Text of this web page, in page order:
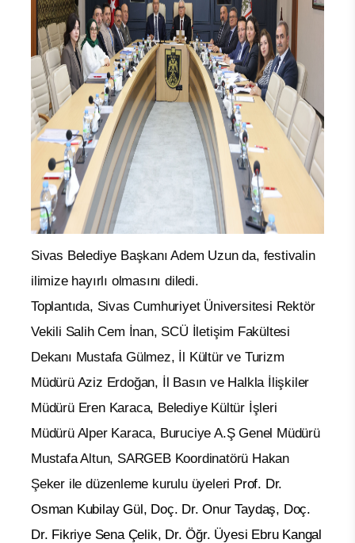
Sivas Belediye Başkanı Adem Uzun da, festivalin
ilimize hayırlı olmasını diledi.
Toplantıda, Sivas Cumhuriyet Üniversitesi Rektör
Vekili Salih Cem İnan, SCÜ İletişim Fakültesi
Dekanı Mustafa Gülmez, İl Kültür ve Turizm
Müdürü Aziz Erdoğan, İl Basın ve Halkla İlişkiler
Müdürü Eren Karaca, Belediye Kültür İşleri
Müdürü Alper Karaca, Buruciye A.Ş Genel Müdürü
Mustafa Altun, SARGEB Koordinatörü Hakan
Şeker ile düzenleme kurulu üyeleri Prof. Dr.
Osman Kubilay Gül, Doç. Dr. Onur Taydaş, Doç.
Dr. Fikriye Sena Çelik, Dr. Öğr. Üyesi Ebru Kangal